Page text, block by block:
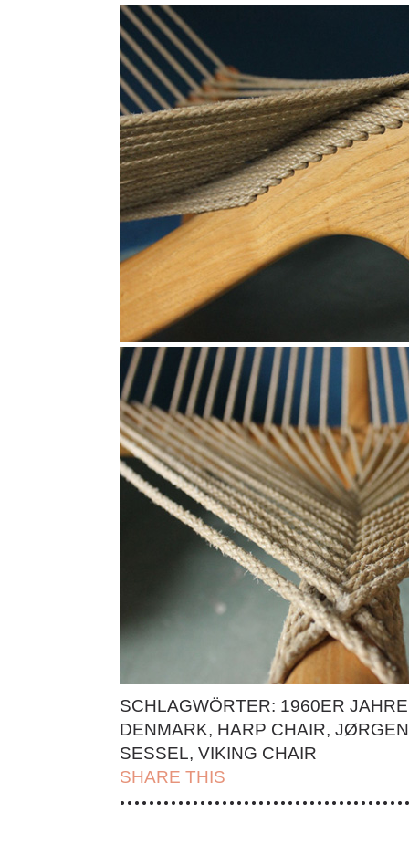
SCHLAGWÖRTER: 1960ER JAHRE
DENMARK, HARP CHAIR,
SESSEL, VIKING CHAIR
SHARE THIS